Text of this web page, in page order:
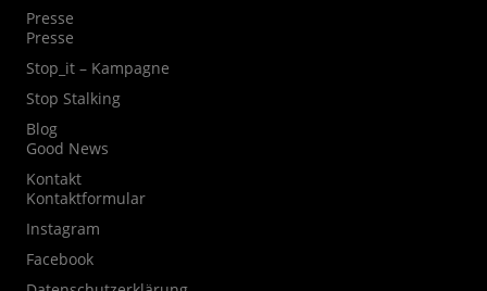
Presse
Presse
Stop_it – Kampagne
Stop Stalking
Blog
Good News
Kontakt
Kontaktformular
Instagram
Facebook